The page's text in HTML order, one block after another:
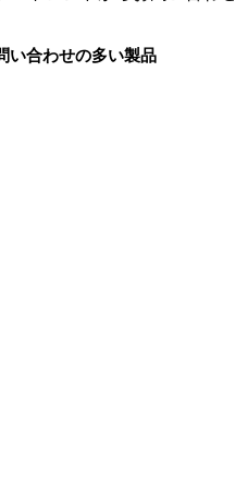
い合わせの多い製品